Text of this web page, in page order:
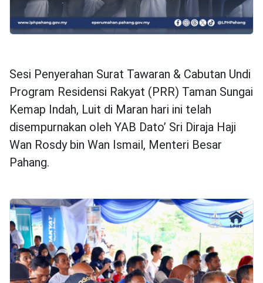
Sesi Penyerahan Surat Tawaran & Cabutan Undi
Program Residensi Rakyat (PRR) Taman Sungai
Kemap Indah, Luit di Maran hari ini telah
disempurnakan oleh YAB Dato’ Sri Diraja Haji
Wan Rosdy bin Wan Ismail, Menteri Besar
Pahang.